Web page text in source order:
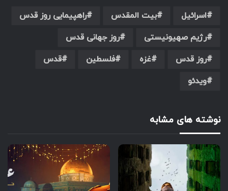
اسرائیل بیت المقدس
راهپیمایی روز قدس
رژیم صهیونیستی
روز جهانی قدس
روز قدس
غزه فلسطین
قدس
ویدئو
نوشته های مشابه